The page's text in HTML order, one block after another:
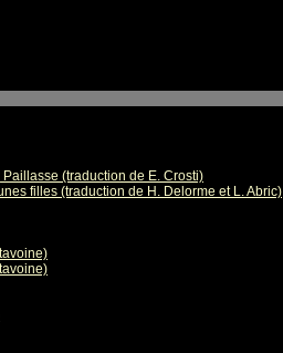
(traduction de E. Crosti)
filles (traduction de H. Delorme et L. Abric)